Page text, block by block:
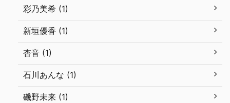
彩乃美希 (1)
新垣優香 (1)
杏音 (1)
石川あんな (1)
磯野未来 (1)